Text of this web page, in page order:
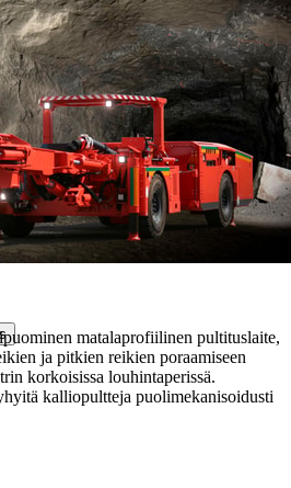
matalaprofiilinen pultituslaite,
ja pitkien reikien poraamiseen
korkoisissa louhintaperissä.
kalliopultteja puolimekanisoidusti